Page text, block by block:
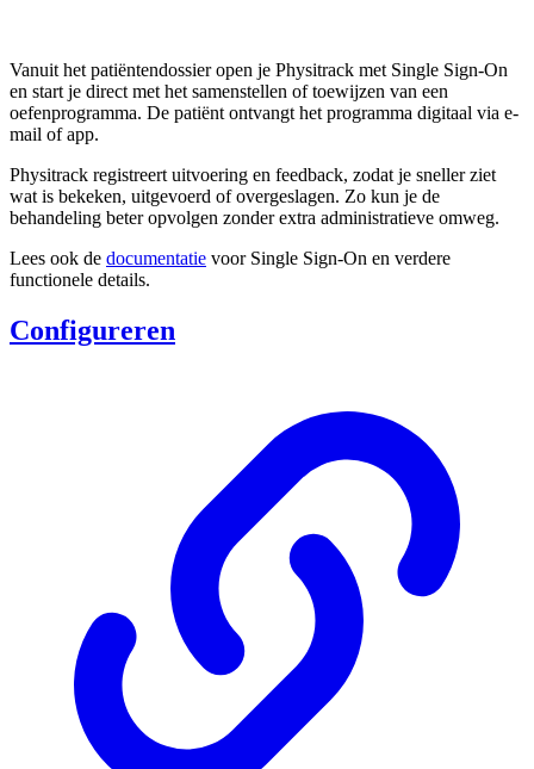
Vanuit het patiëntendossier open je Physitrack met Single Sign-On
en start je direct met het samenstellen of toewijzen van een
oefenprogramma. De patiënt ontvangt het programma digitaal via e-
mail of app.
Physitrack registreert uitvoering en feedback, zodat je sneller ziet
wat is bekeken, uitgevoerd of overgeslagen. Zo kun je de
behandeling beter opvolgen zonder extra administratieve omweg.
Lees ook de documentatie voor Single Sign-On en verdere
functionele details.
Configureren